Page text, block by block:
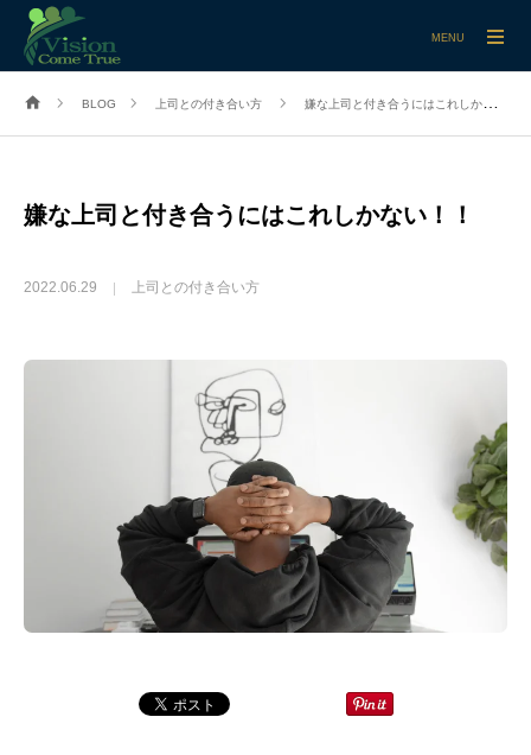
BLOG 上司との付き合い方 嫌な上司と付き合うにはこれしかない！！
嫌な上司と付き合うにはこれしかない！！
2022.06.29 上司との付き合い方
MENU